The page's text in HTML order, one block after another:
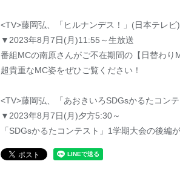
<TV>藤岡弘、「ヒルナンデス！」(日本テレビ)
▼2023年8月7日(月)11:55～生放送
番組MCの南原さんがご不在期間の【日替わり
超貴重なMC姿をぜひご覧ください！
<TV>藤岡弘、「あおきいろSDGsかるたコ
▼2023年8月7日(月)夕方5:30～
「SDGsかるたコンテスト」1学期大会の後編